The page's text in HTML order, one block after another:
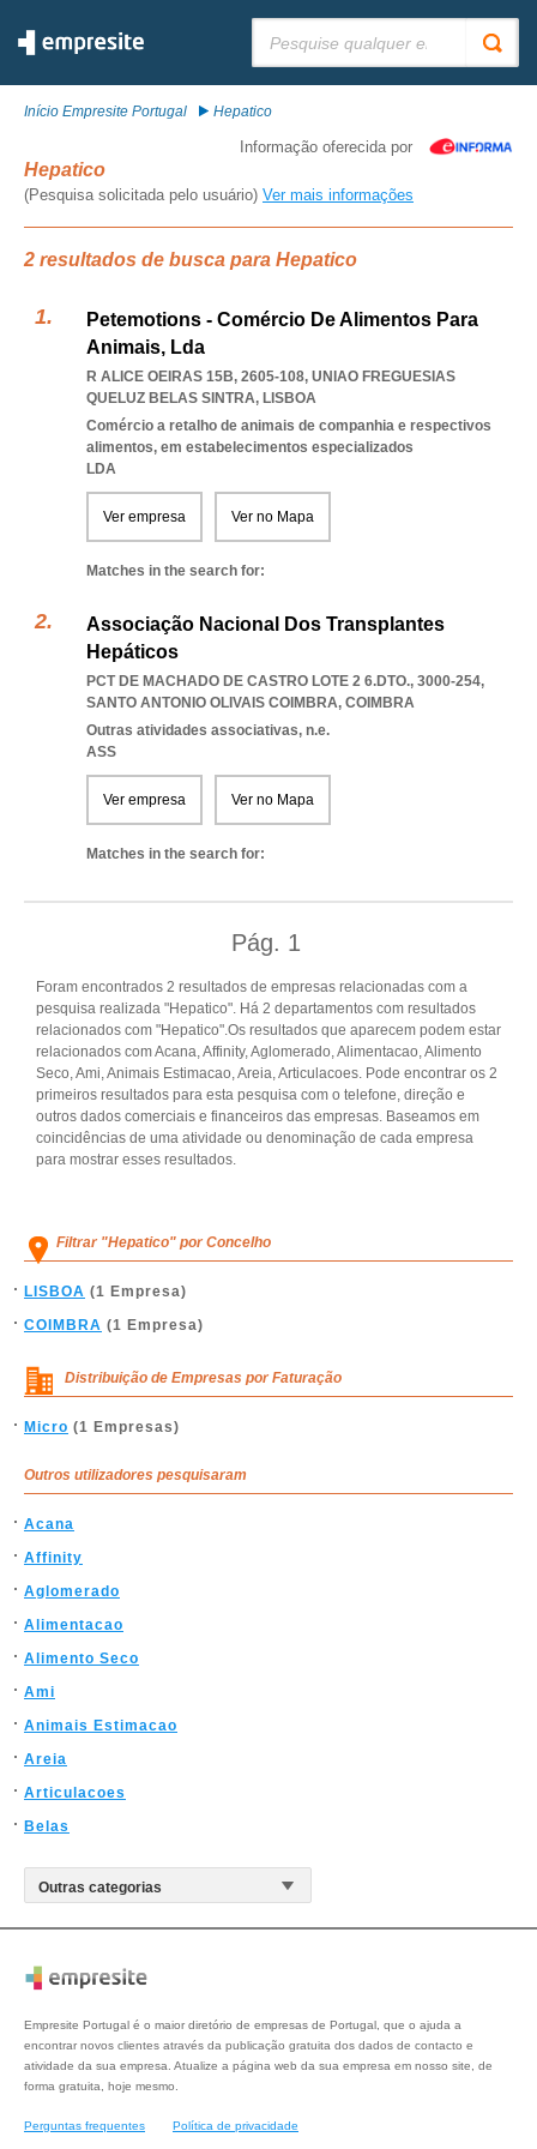
Início Empresite Portugal Hepatico
Informação oferecida por
Hepatico
(Pesquisa solicitada pelo usuário) Ver mais informações
2 resultados de busca para Hepatico
Petemotions - Comércio De Alimentos Para
Animais, Lda
R ALICE OEIRAS 15B, 2605-108, UNIAO FREGUESIAS
QUELUZ BELAS SINTRA, LISBOA
Comércio a retalho de animais de companhia e respectivos
alimentos, em estabelecimentos especializados
LDA
Ver empresa Ver no Mapa
Matches in the search for:
Associação Nacional Dos Transplantes
Hepáticos
PCT DE MACHADO DE CASTRO LOTE 2 6.DTO., 3000-254,
SANTO ANTONIO OLIVAIS COIMBRA, COIMBRA
Outras atividades associativas, n.e.
ASS
Ver empresa Ver no Mapa
Matches in the search for:
Pág. 1
Foram encontrados 2 resultados de empresas relacionadas com a
pesquisa realizada "Hepatico". Há 2 departamentos com resultados
relacionados com "Hepatico".Os resultados que aparecem podem estar
relacionados com Acana, Affinity, Aglomerado, Alimentacao, Alimento
Seco, Ami, Animais Estimacao, Areia, Articulacoes. Pode encontrar os 2
primeiros resultados para esta pesquisa com o telefone, direção e
outros dados comerciais e financeiros das empresas. Baseamos em
coincidências de uma atividade ou denominação de cada empresa
para mostrar esses resultados.
Filtrar "Hepatico" por Concelho
LISBOA (1 Empresa)
COIMBRA (1 Empresa)
Distribuição de Empresas por Faturação
Micro (1 Empresas)
Outros utilizadores pesquisaram
Acana
Affinity
Aglomerado
Alimentacao
Alimento Seco
Ami
Animais Estimacao
Areia
Articulacoes
Belas
Empresite Portugal é o maior diretório de empresas de Portugal, que o ajuda a
encontrar novos clientes através da publicação gratuita dos dados de contacto e
atividade da sua empresa. Atualize a página web da sua empresa em nosso site, de
forma gratuita, hoje mesmo.
Perguntas frequentes Política de privacidade